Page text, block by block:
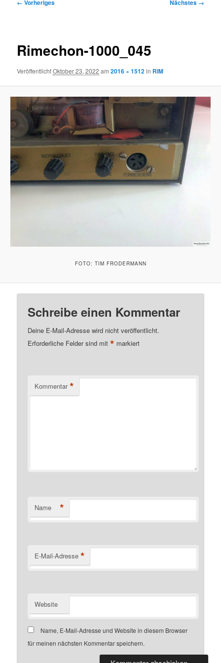
← Vorheriges Nächstes →
Rimechon-1000_045
VeröffentlichtOktober 23, 2022 am2016 × 1512in RIM
FOTO: TIM FRODERMANN
Schreibe einen Kommentar
Deine E-Mail-Adresse wird nicht veröffentlicht.
Erforderliche Felder sind mit* markiert
Kommentar *
Name *
E-Mail-Adresse *
Website
Name, E-Mail-Adresse und Website in diesem Browser
für meinen nächsten Kommentar speichern.